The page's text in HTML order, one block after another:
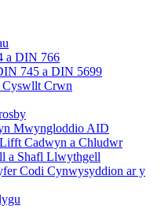
a DIN 766
745 a DIN 5699
Cyswllt Crwn
Mwyngloddio AID
Cadwyn a Chludwr
a Shafl Llwythgell
Codi Cynwysyddion ar y